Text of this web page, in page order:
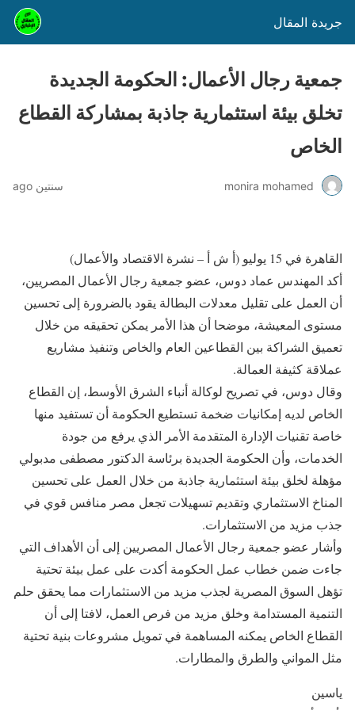
جريدة المقال
جمعية رجال الأعمال: الحكومة الجديدة
تخلق بيئة استثمارية جاذبة بمشاركة القطاع
الخاص
monira mohamed سنتين ago
القاهرة في 15 يوليو (أ ش أ – نشرة الاقتصاد والأعمال)
أكد المهندس عماد دوس، عضو جمعية رجال الأعمال المصريين،
أن العمل على تقليل معدلات البطالة يقود بالضرورة إلى تحسين
مستوى المعيشة، موضحا أن هذا الأمر يمكن تحقيقه من خلال
تعميق الشراكة بين القطاعين العام والخاص وتنفيذ مشاريع
عملاقة كثيفة العمالة.
وقال دوس، في تصريح لوكالة أنباء الشرق الأوسط، إن القطاع
الخاص لديه إمكانيات ضخمة تستطيع الحكومة أن تستفيد منها
خاصة تقنيات الإدارة المتقدمة الأمر الذي يرفع من جودة
الخدمات، وأن الحكومة الجديدة برئاسة الدكتور مصطفى مدبولي
مؤهلة لخلق بيئة استثمارية جاذبة من خلال العمل على تحسين
المناخ الاستثماري وتقديم تسهيلات تجعل مصر منافس قوي في
جذب مزيد من الاستثمارات.
وأشار عضو جمعية رجال الأعمال المصريين إلى أن الأهداف التي
جاءت ضمن خطاب عمل الحكومة أكدت على عمل بيئة تحتية
تؤهل السوق المصرية لجذب مزيد من الاستثمارات مما يحقق حلم
التنمية المستدامة وخلق مزيد من فرص العمل، لافتا إلى أن
القطاع الخاص يمكنه المساهمة في تمويل مشروعات بنية تحتية
مثل المواني والطرق والمطارات.
ياسين